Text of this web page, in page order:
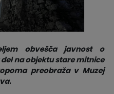
obvešča javnost o
na objektu stare mitnice
preobraža v Muzej